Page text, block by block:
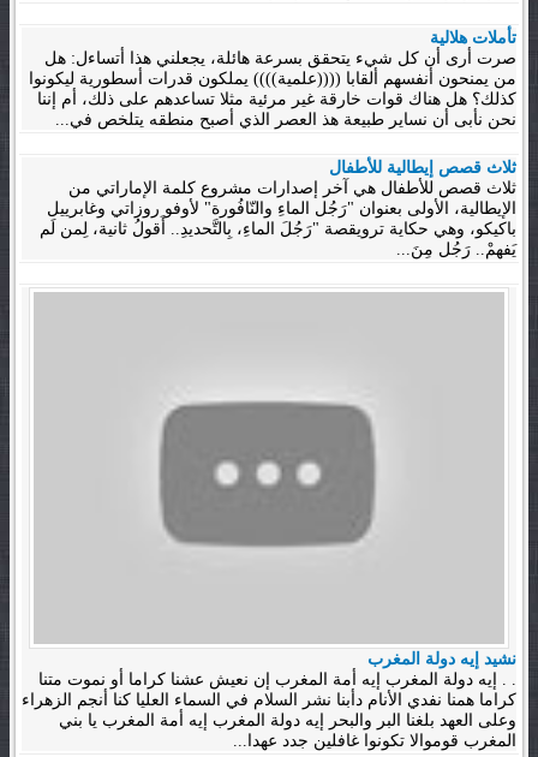
تأملات هلالية
صرت أرى أن كل شيء يتحقق بسرعة هائلة، يجعلني هذا أتساءل: هل
من يمنحون أنفسهم ألقابا ((((علمية)))) يملكون قدرات أسطورية ليكونوا
كذلك؟ هل هناك قوات خارقة غير مرئية مثلا تساعدهم على ذلك، أم إننا
نحن نأبى أن نساير طبيعة هذ العصر الذي أصبح منطقه يتلخص في...
ثلاث قصص إيطالية للأطفال
ثلاث قصص للأطفال هي آخر إصدارات مشروع كلمة الإماراتي من
الإيطالية، الأولى بعنوان "رَجُل الماءِ والنّافُورة" لأوفو روزاتي وغابرييل
باكيكو، وهي حكاية ترويقصة "رَجُلَ الماءِ، بِالتَّحديدِ.. أَقولُ ثانية، لِمن لَم
يَفهمْ.. رَجُل مِنَ...
نشيد إيه دولة المغرب
. . إيه دولة المغرب إيه أمة المغرب إن نعيش عشنا كراما أو نموت متنا
كراما همنا نفدي الأنام دأبنا نشر السلام في السماء العليا كنا أنجم الزهراء
وعلى العهد بلغنا البر والبحر إيه دولة المغرب إيه أمة المغرب يا بني
المغرب قوموالا تكونوا غافلين جدد عهدا...